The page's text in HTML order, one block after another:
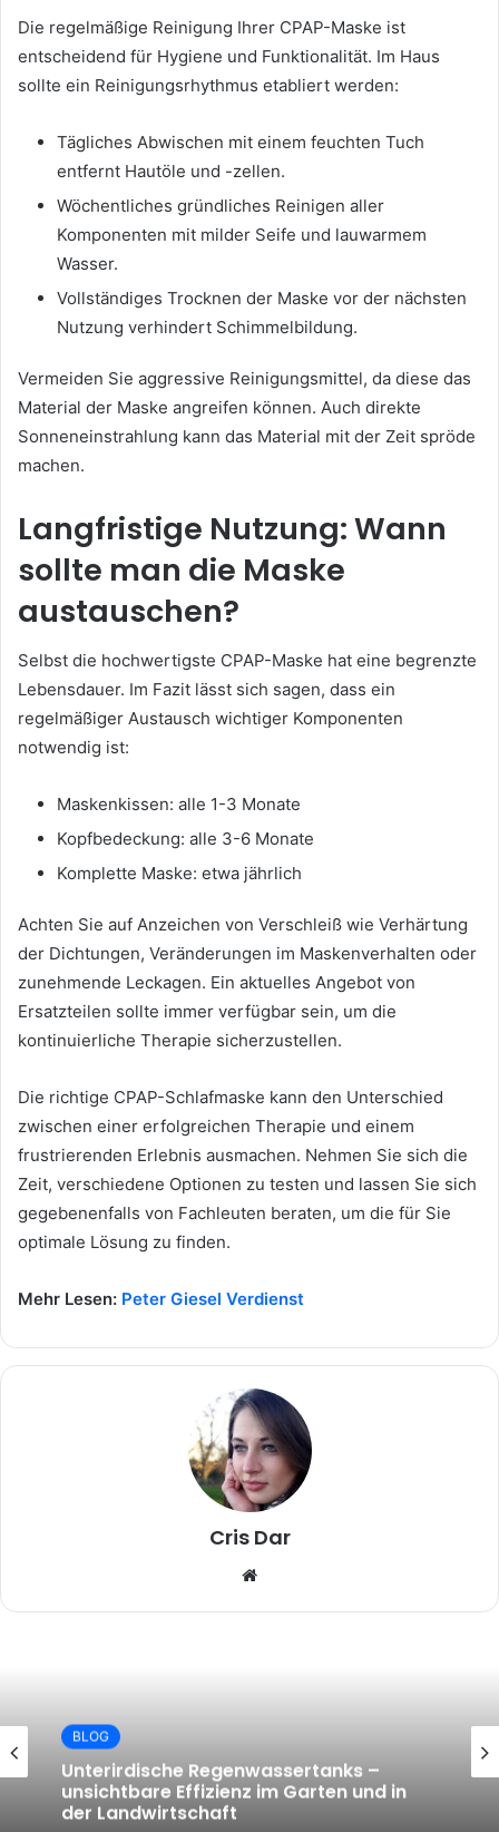
Die regelmäßige Reinigung Ihrer CPAP-Maske ist
entscheidend für Hygiene und Funktionalität. Im Haus
sollte ein Reinigungsrhythmus etabliert werden:
Tägliches Abwischen mit einem feuchten Tuch
entfernt Hautöle und -zellen.
Wöchentliches gründliches Reinigen aller
Komponenten mit milder Seife und lauwarmem
Wasser.
Vollständiges Trocknen der Maske vor der nächsten
Nutzung verhindert Schimmelbildung.
Vermeiden Sie aggressive Reinigungsmittel, da diese das
Material der Maske angreifen können. Auch direkte
Sonneneinstrahlung kann das Material mit der Zeit spröde
machen.
Langfristige Nutzung: Wann
sollte man die Maske
austauschen?
Selbst die hochwertigste CPAP-Maske hat eine begrenzte
Lebensdauer. Im Fazit lässt sich sagen, dass ein
regelmäßiger Austausch wichtiger Komponenten
notwendig ist:
Maskenkissen: alle 1-3 Monate
Kopfbedeckung: alle 3-6 Monate
Komplette Maske: etwa jährlich
Achten Sie auf Anzeichen von Verschleiß wie Verhärtung
der Dichtungen, Veränderungen im Maskenverhalten oder
zunehmende Leckagen. Ein aktuelles Angebot von
Ersatzteilen sollte immer verfügbar sein, um die
kontinuierliche Therapie sicherzustellen.
Die richtige CPAP-Schlafmaske kann den Unterschied
zwischen einer erfolgreichen Therapie und einem
frustrierenden Erlebnis ausmachen. Nehmen Sie sich die
Zeit, verschiedene Optionen zu testen und lassen Sie sich
gegebenenfalls von Fachleuten beraten, um die für Sie
optimale Lösung zu finden.
Mehr Lesen: Peter Giesel Verdienst
Cris Dar
BLOG
Unterirdische Regenwassertanks –
unsichtbare Effizienz im Garten und in
der Landwirtschaft